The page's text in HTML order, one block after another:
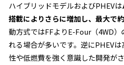
ハイブリッドモデルおよびPHEVは
搭載によりさらに増加し、最大で
動方式ではFFよりE-Four（4WD
れる場合が多いです。逆にPHEV
性や低燃費を強く意識した開発が